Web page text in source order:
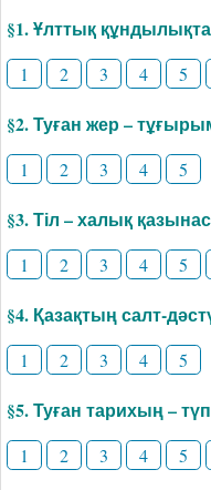
§1. Ұлттық
1 2 3 4 5
§2. Туған жер –
1 2 3 4 5
§3. Тіл – халық
1 2 3 4 5
§4. Қазақтың салт-
1 2 3 4 5
§5. Туған тарихың –
1 2 3 4 5